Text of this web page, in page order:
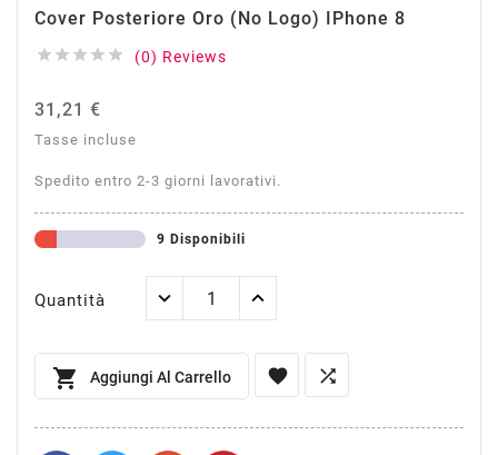
Cover Posteriore Oro (no Logo) IPhone 8
     (0) Reviews
31,21 €
Tasse incluse
Spedito entro 2-3 giorni lavorativi.
9 Disponibili
Quantità
 Aggiungi Al Carrello  